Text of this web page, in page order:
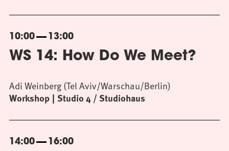
10:00 13:00
WS 14: How Do We Meet?
Workshop Studio 4 / Studiohaus
Adi Weinberg (Tel Aviv/Warschau/Berlin)
14:00 16:00